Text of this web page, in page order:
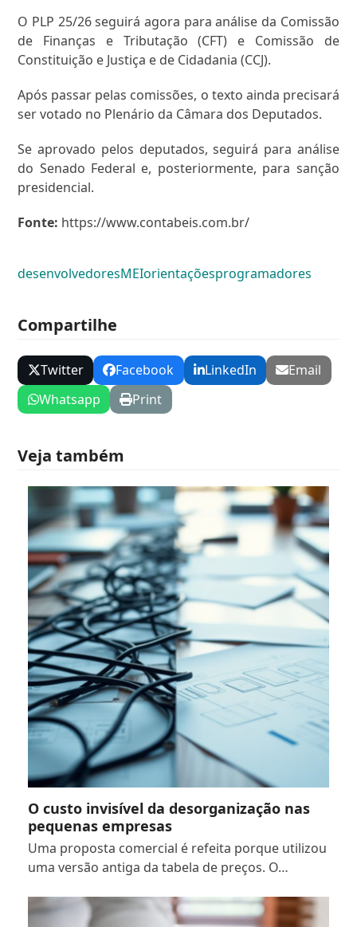
O PLP 25/26 seguirá agora para análise da Comissão
de Finanças e Tributação (CFT) e Comissão de
Constituição e Justiça e de Cidadania (CCJ).
Após passar pelas comissões, o texto ainda precisará
ser votado no Plenário da Câmara dos Deputados.
Se aprovado pelos deputados, seguirá para análise
do Senado Federal e, posteriormente, para sanção
presidencial.
Fonte: https://www.contabeis.com.br/
desenvolvedoresMEIorientaçõesprogramadores
Compartilhe
Twitter Facebook LinkedIn
Email
Whatsapp
Print
Veja também
O custo invisível da desorganização nas
pequenas empresas
Uma proposta comercial é refeita porque utilizou
uma versão antiga da tabela de preços. O…